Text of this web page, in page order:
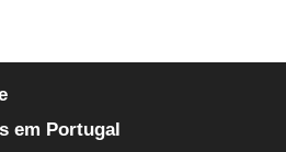
em Portugal